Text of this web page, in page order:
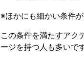
※ほかにも細かい条件
この条件を満たすアク
ージを持つ人も多いで